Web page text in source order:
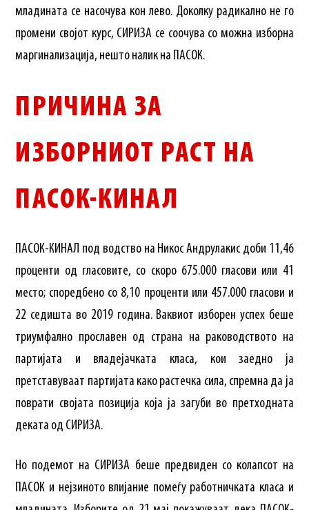
младината се насочува кон лево. Доколку радикално не го
промени својот курс, СИРИЗА се соочува со можна изборна
маргинализација, нешто налик на ПАСОК.
ПРИЧИНА ЗА
ИЗБОРНИОТ РАСТ НА
ПАСОК-КИНАЛ
ПАСОК-КИНАЛ под водство на Никос Андрулакис доби 11,46
проценти од гласовите, со скоро 675.000 гласови или 41
место; споредбено со 8,10 проценти или 457.000 гласови и
22 седишта во 2019 година. Ваквиот изборен успех беше
триумфално прославен од страна на раководството на
партијата и владејачката класа, кои заедно ја
претставуваат партијата како растечка сила, спремна да ја
поврати својата позиција која ја загуби во претходната
деката од СИРИЗА.
Но подемот на СИРИЗА беше предвиден со колапсот на
ПАСОК и нејзиното влијание помеѓу работничката класа и